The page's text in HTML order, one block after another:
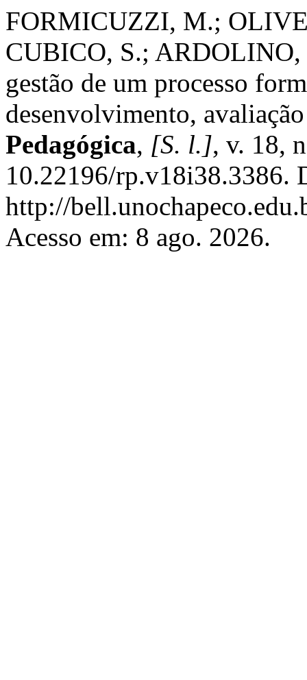
FORMICUZZI, M.;
CUBICO, S.; ARDOLINO,
gestão de um processo
desenvolvimento,
Pedagógica, [S. l.], v. 18,
10.22196/rp.v18i38.3386.
http://
Acesso em: 8 ago. 2026.